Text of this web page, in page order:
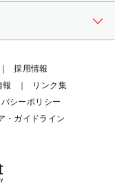
採用情報
報
リンク集
シーポリシー
・ガイドライン